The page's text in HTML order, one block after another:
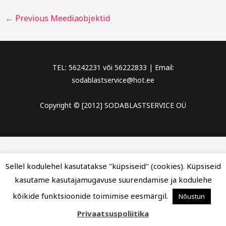
← Previous Meediaobjektid
TEL: 56242231 või 56222833 | Email:
sodablastservice@hot.ee
Copyright © [2012] SODABLASTSERVICE OÜ
Sellel kodulehel kasutatakse "küpsiseid" (cookies). Küpsiseid
kasutame kasutajamugavuse suurendamise ja kodulehe
kõikide funktsioonide toimimise eesmärgil.
Nõustun
Privaatsuspoliitika